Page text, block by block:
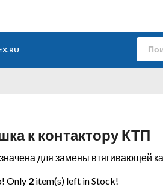
к контактору КТП
для замены втягивающей
Only 2 item(s) left in Stock!